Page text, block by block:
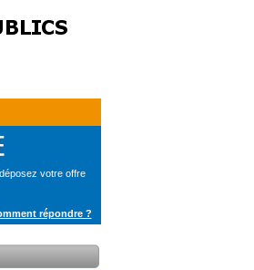
votre offre
répondre ?